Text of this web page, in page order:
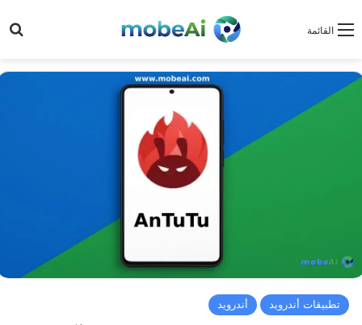
القائمة
تطبيقات أندرويد أندرويد